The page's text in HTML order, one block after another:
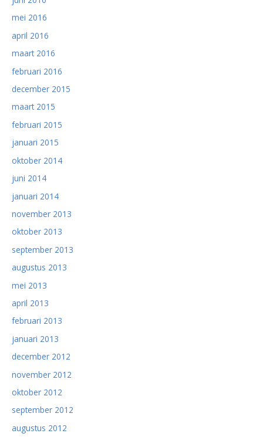
mei 2016
april 2016
maart 2016
februari 2016
december 2015
maart 2015
februari 2015
januari 2015
oktober 2014
juni 2014
januari 2014
november 2013
oktober 2013
september 2013
augustus 2013
mei 2013
april 2013
februari 2013
januari 2013
december 2012
november 2012
oktober 2012
september 2012
augustus 2012